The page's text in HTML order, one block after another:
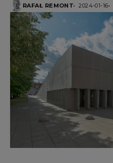
RAFAŁ REMONT 2024-01-16